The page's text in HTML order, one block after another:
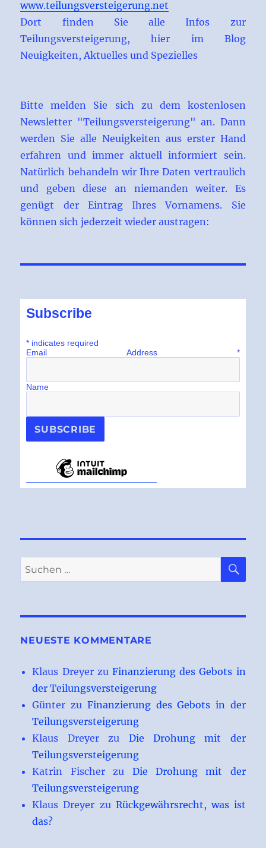
www.teilungsversteigerung.net
Dort finden Sie alle Infos zur
Teilungsversteigerung, hier im Blog
Neuigkeiten, Aktuelles und Spezielles
Bitte melden Sie sich zu dem kostenlosen
Newsletter "Teilungsversteigerung" an. Dann
werden Sie alle Neuigkeiten aus erster Hand
erfahren und immer aktuell informiert sein.
Natürlich behandeln wir Ihre Daten vertraulich
und geben diese an niemanden weiter. Es
genügt der Eintrag Ihres Vornamens. Sie
können sich jederzeit wieder austragen:
Subscribe
* indicates required
Email Address *
Name
Suchen
nach:
NEUESTE KOMMENTARE
Klaus DreyerzuFinanzierung des Gebots in
der Teilungsversteigerung
Günter zu Finanzierung des Gebots in der
Teilungsversteigerung
Klaus Dreyerzu Die Drohung mit der
Teilungsversteigerung
Katrin Fischerzu Die Drohung mit der
Teilungsversteigerung
Klaus Dreyer zu Rückgewährsrecht, was ist
das?